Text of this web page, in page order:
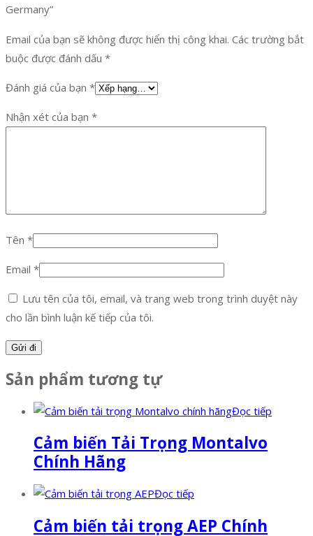
Germany”
Email của bạn sẽ không được hiển thị công khai. Các trường bắt
buộc được đánh dấu *
Đánh giá của bạn *
Nhận xét của bạn *
Tên *
Email *
Lưu tên của tôi, email, và trang web trong trình duyệt này
cho lần bình luận kế tiếp của tôi.
Sản phẩm tương tự
Đọc tiếp
Cảm biến Tải Trọng Montalvo
Chính Hãng
Đọc tiếp
Cảm biến tải trọng AEP Chính